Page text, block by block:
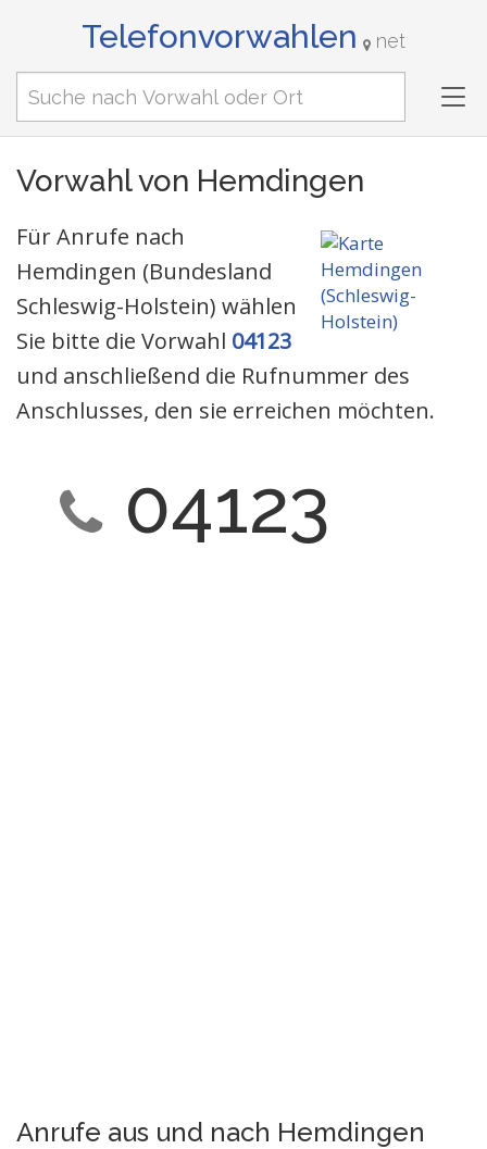
Telefonvorwahlen net
Vorwahl von Hemdingen
Für Anrufe nach
Hemdingen (Bundesland
Schleswig-Holstein) wählen
Sie bitte die Vorwahl 04123
und anschließend die Rufnummer des
Anschlusses, den sie erreichen möchten.
04123
Anrufe aus und nach Hemdingen